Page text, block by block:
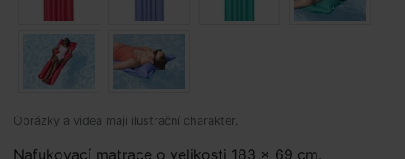
Obrázky a videa mají ilustrační charakter.
Nafukovací matrace o velikosti 183 x 69 cm.